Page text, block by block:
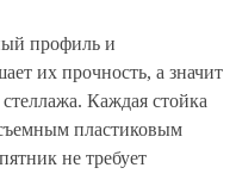
профиль и
их прочность, а значит
Каждая стойка
пластиковым
не требует